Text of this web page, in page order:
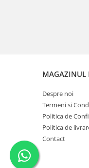
MAGAZINUL
Despre noi
Termeni si
Politica de
Politica de
Contact